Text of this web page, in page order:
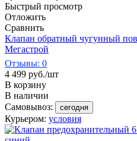
Быстрый просмотр
Отложить
Сравнить
Клапан обратный чугунный
Мегастрой
Отзывы: 0
4 499 руб./шт
В корзину
В наличии
Самовывоз:
сегодня
Курьером: условия